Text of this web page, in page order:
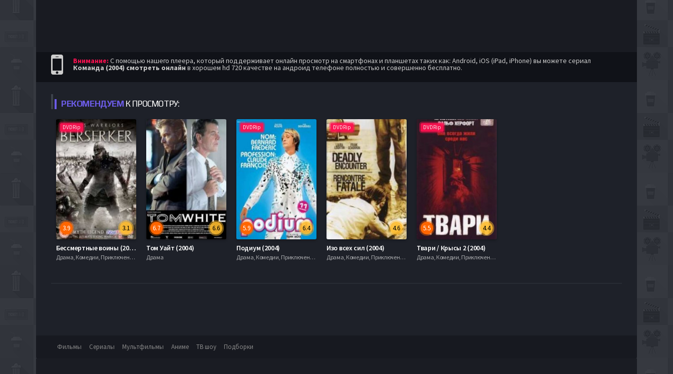
Внимание: С помощью нашего плеера, который поддерживает онлайн просмотр на смартфонах и планшетах таких как: Android, iOS (iPad, iPhone) вы можете сериал
Команда (2004) смотреть онлайн в хорошем hd 720 качестве на андроид телефоне полностью и совершенно бесплатно.
РЕКОМЕНДУЕМ К ПРОСМОТРУ:
DVDRip
3.1
3.9
Бессмертные воины (2004)
Драма, Комедии, Приключения, serial.mob
6.6
6.7
Том Уайт (2004)
Драма
DVDRip
6.4
5.9
Подиум (2004)
Драма, Комедии, Приключения, serial.mob
DVDRip
4.6
Изо всех сил (2004)
Драма, Комедии, Приключения, serial.mob
DVDRip
4.4
5.5
Твари / Крысы 2 (2004)
Драма, Комедии, Приключения, serial.mob
Фильмы Сериалы Мультфильмы Аниме ТВ шоу Подборки